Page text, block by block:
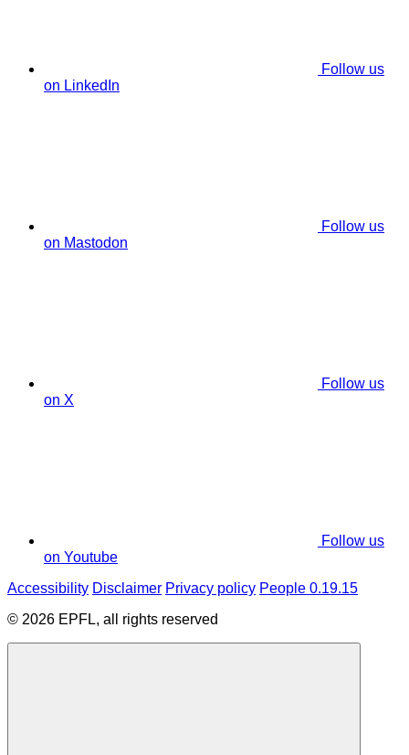
Follow us
on LinkedIn
Follow us
on Mastodon
Follow us
on X
Follow us
on Youtube
Accessibility Disclaimer Privacy policy People 0.19.15
© 2026 EPFL, all rights reserved